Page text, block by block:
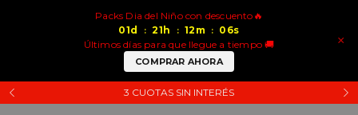
×
Packs Dia del Niño con descuento🔥
01d : 21 h : 12 m : 06s
Últimos días para que llegue a tiempo 🚚
COMPRAR AHORA
3 CUOTAS SIN INTERÉS